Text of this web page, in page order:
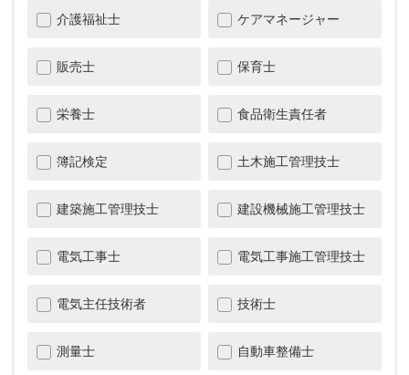
介護福祉士 ケアマネージャー
販売士 保育士
栄養士 食品衛生責任者
簿記検定 土木施工管理技士
建築施工管理技士 建設機械施工管理技士
電気工事士 電気工事施工管理技士
電気主任技術者 技術士
測量士 自動車整備士